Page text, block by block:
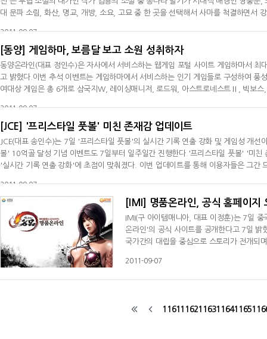
대 문파 소림, 화산, 명교, 개방, 소요, 고묘 중 한 곳을 선택해서 사마를 척결하면서
2011-09-07
[동양] 게임하마, 보름달 보고 소원 성취하자
동양온라인(대표 정인수)은 자사에서 서비스하는 웹게임 포털 사이트 게임하마서
고 밝혔다.이번 추석 이벤트는 게임하마에서 서비스하는 인기 게임들로 구성하여
여대상 게임은 총 6개로 삼국지W, 레이싱매니저, 로드워, 아스트로네스트Ⅱ, 빅보
2011-09-07
[JCE] '프리스타일 풋볼' 미친 존재감 업데이트
JCE(대표 송인수)는 7일 '프리스타일 풋볼'의 실시간 기록 연출 강화 및 게임성 개
볼' 10억골 달성 기념 이벤트도 7일부터 일주일간 진행한다.'프리스타일 풋볼' '미
'실시간 기록 연출 강화'에 초점이 맞춰졌다. 이번 업데이트를 통해 이용자들은 그
2011-09-07
[IMI] 명품온라인, 공식 홈페이지
IMI(구 아이템매니아, 대표 이정훈)는 7일
온라인'의 공식 사이트를 공개한다고 7일
국가간의 대립을 중심으로 스토리가 전개되
상 등 게임에 대한 다양한 정보와 함께 9월
2011-09-07
1161 1162116311641165